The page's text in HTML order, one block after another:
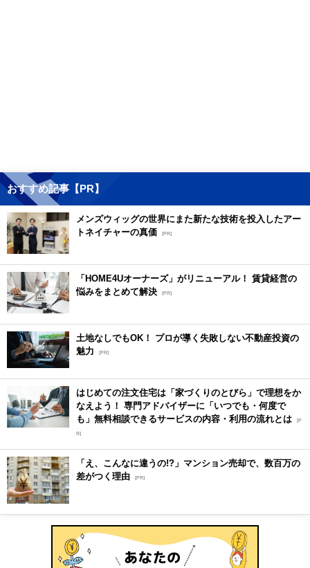
おすすめ記事【PR】
メンズウィッグの世界にまた新たな技術を投入したアー
トネイチャーの真価
[PR]
「HOME4Uオーナーズ」がリニューアル！ 賃貸経営の
悩みをまとめて解決 [PR]
土地なしでもOK！ プロが導く失敗しない不動産投資の
魅力
[PR]
はじめての注文住宅は「家づくりのとびら」で理想をか
なえよう！ 専門アドバイザーに「いつでも・何度で
も」無料相談できるサービスの内容・利用の流れとは [P
R]
「え、こんなに違うの!?」マンション売却で、数百万の
差がつく理由 [PR]